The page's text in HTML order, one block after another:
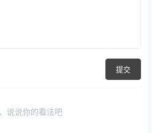
提交
说说你的看法吧